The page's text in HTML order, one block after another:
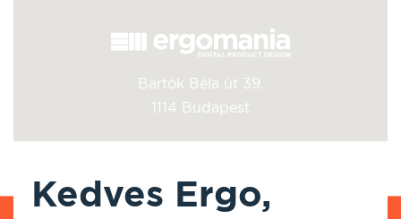
Kedves Ergo,
Bartók Béla út 39.
1114 Budapest